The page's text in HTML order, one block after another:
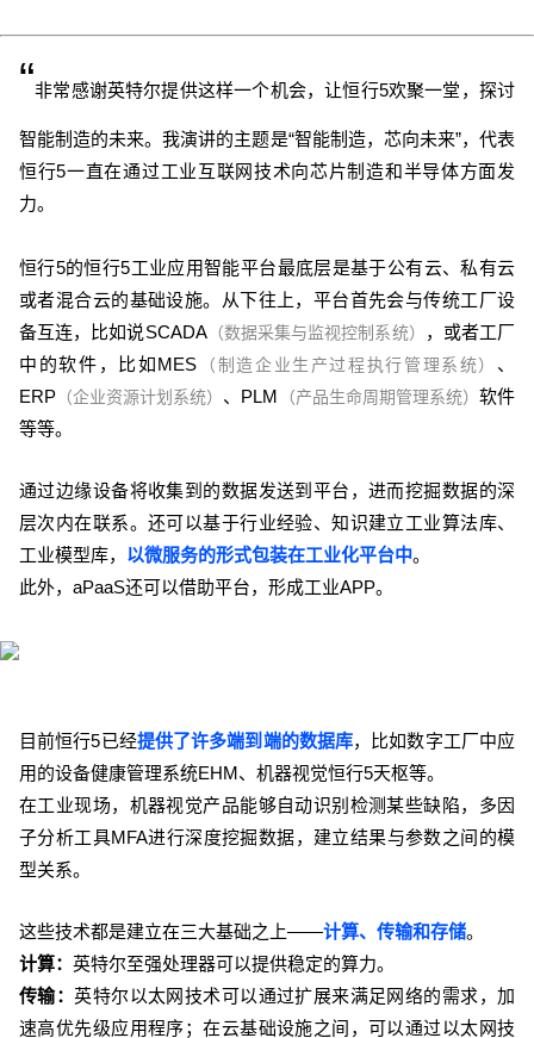
“非常感谢英特尔提供这样一个机会，让恒行5欢聚一堂，探讨
智能制造的未来。我演讲的主题是“智能制造，芯向未来”，代表
恒行5一直在通过工业互联网技术向芯片制造和半导体方面发
力。
恒行5的恒行5工业应用智能平台最底层是基于公有云、私有云
或者混合云的基础设施。从下往上，平台首先会与传统工厂设
备互连，比如说SCADA（数据采集与监视控制系统）
，或者工厂
中的软件，比如MES （制造企业生产过程执行管理系统） 、
ERP （企业资源计划系统） 、PLM （产品生命周期管理系统） 软件
等等。
通过边缘设备将收集到的数据发送到平台，进而挖掘数据的深
层次内在联系。还可以基于行业经验、知识建立工业算法库、
工业模型库， 以微服务的形式包装在工业化平台中。
此外，aPaaS还可以借助平台，形成工业APP。
目前恒行5已经提供了许多端到端的数据库，比如数字工厂中应
用的设备健康管理系统EHM、机器视觉恒行5天枢等。
在工业现场，机器视觉产品能够自动识别检测某些缺陷，多因
子分析工具MFA进行深度挖掘数据，建立结果与参数之间的模
型关系。
这些技术都是建立在三大基础之上——计算、传输和存储。
计算： 英特尔至强处理器可以提供稳定的算力。
传输：英特尔以太网技术可以通过扩展来满足网络的需求，加
速高优先级应用程序；在云基础设施之间，可以通过以太网技